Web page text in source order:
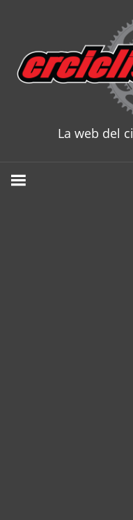
content
La web del